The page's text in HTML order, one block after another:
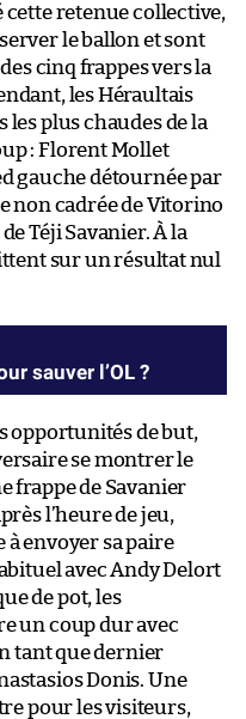
retenue collective,
le ballon et sont
cinq frappes vers la
les Héraultais
plus chaudes de la
: Florent Mollet
gauche détournée par
non cadrée de Vitorino
Téji Savanier. À la
sur un résultat nul
sauver l’OL ?
opportunités de but,
se montrer le
frappe de Savanier
l’heure de jeu,
à envoyer sa paire
avec Andy Delort
de pot, les
un coup dur avec
tant que dernier
Donis. Une
pour les visiteurs,